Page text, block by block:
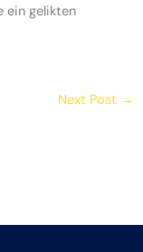
ein gelikten
Next Post →